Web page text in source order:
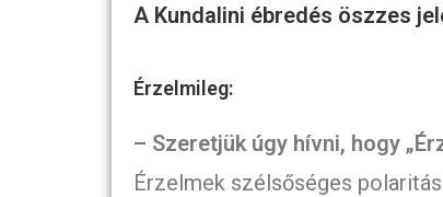
A Kundalini ébredés öszzes
Érzelmileg:
– Szeretjük úgy hívni, hogy
Érzelmek szélsőséges